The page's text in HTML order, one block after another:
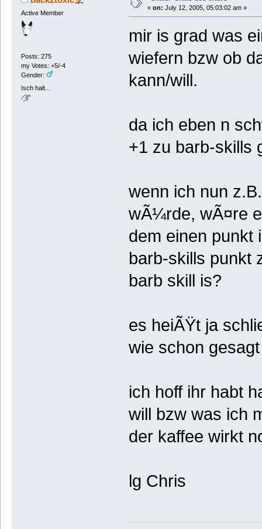
Active Member
Posts: 275
my Votes: +5/-4
Gender:
Isch halt...
« on: July 12, 2005, 05:03:02 am »
mir is grad was
wiefern bzw ob
kann/will.
da ich eben n
+1 zu barb-skills
wenn ich nun
wÃ¼rde, wÃ¤re
dem einen punkt
barb-skills punkt
barb skill is?
es heiÃŸt ja
wie schon
ich hoff ihr habt
will bzw was ich
der kaffee wirkt
lg Chris